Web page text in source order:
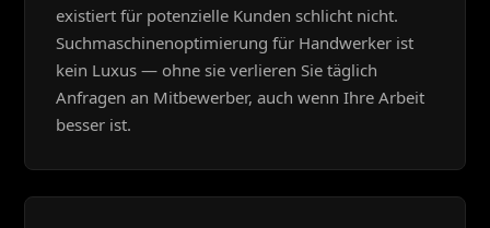
existiert für potenzielle Kunden schlicht nicht.
Suchmaschinenoptimierung für Handwerker ist
kein Luxus — ohne sie verlieren Sie täglich
Anfragen an Mitbewerber, auch wenn Ihre Arbeit
besser ist.